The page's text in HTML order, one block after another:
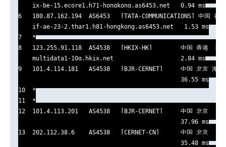
    ix-be-15.ecore1.h71-hongkong.as6453.net   0.94 ms
6   180.87.162.194  AS6453   [TATA-COMMUNICATIONS] 中国
    if-ae-23-2.thar1.h81-hongkong.as6453.net   1.53 ms
7   *
8   123.255.91.118  AS4538   [HKIX-HK]        中国 香港
    multidata1-10g.hkix.net                   2.84 ms
9   101.4.114.181   AS4538   [BJR-CERNET]     中国 北京 海淀区
                                              36.55 ms
10  *
11  *
12  101.4.113.201   AS4538   [BJR-CERNET]     中国 北京
                                              37.96 ms
13  202.112.38.6    AS4538   [CERNET-CN]      中国 北京
                                              35.48 ms